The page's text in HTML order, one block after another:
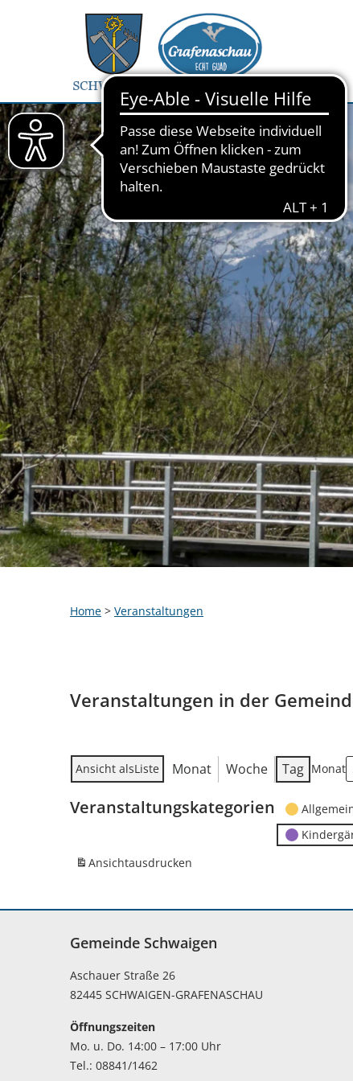
Home > Veranstaltungen
Veranstaltungen in der
Ansicht alsListe Monat Woche Tag Monat
Veranstaltungskategorien
Ansichtausdrucken
Gemeinde Schwaigen
Aschauer Straße 26
82445 SCHWAIGEN-GRAFENASCHAU
Öffnungszeiten
Mo. u. Do. 14:00 – 17:00 Uhr
Tel.: 08841/1462